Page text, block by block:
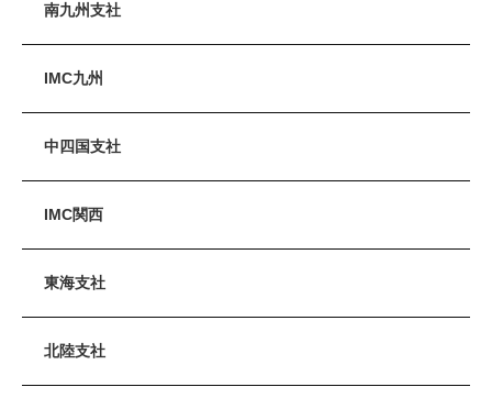
南九州支社
IMC九州
中四国支社
IMC関西
東海支社
北陸支社